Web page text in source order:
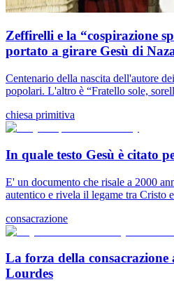
Zeffirelli e la “cospirazione
portato a girare Gesù di
Centenario della nascita dell'autore
popolari. L'altro è “Fratello sole,
chiesa primitiva
In quale testo Gesù è citato
E' un documento che risale a 2000
autentico e rivela il legame tra Cristo
consacrazione
La forza della
Lourdes